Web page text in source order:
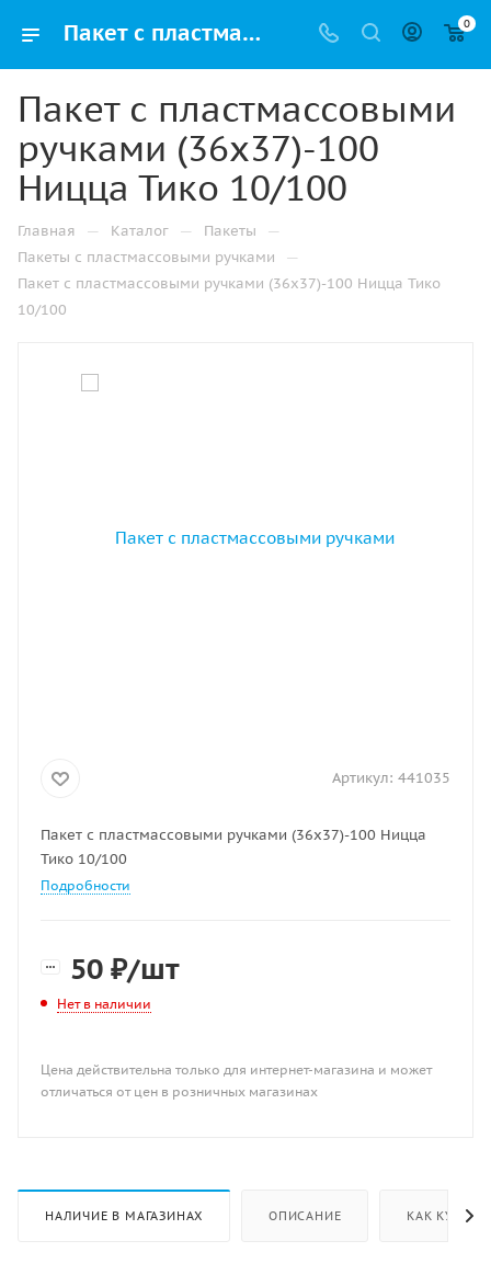
Пакет с пластмассовыми ручками (36х37)-100 Ницца Тико 10/100 купить в Москве с доставкой оптом и в розницу 0
Пакет с пластмассовыми
ручками (36х37)-100
Ницца Тико 10/100
Главная — Каталог — Пакеты —
Пакеты с пластмассовыми ручками —
Пакет с пластмассовыми ручками (36х37)-100 Ницца Тико
10/100
Артикул: 441035
Пакет с пластмассовыми ручками (36х37)-100 Ницца
Тико 10/100
Подробности
50 ₽/шт
Нет в наличии
Цена действительна только для интернет-магазина и может
отличаться от цен в розничных магазинах
НАЛИЧИЕ В МАГАЗИНАХ ОПИСАНИЕ КАК КУПИТЬ